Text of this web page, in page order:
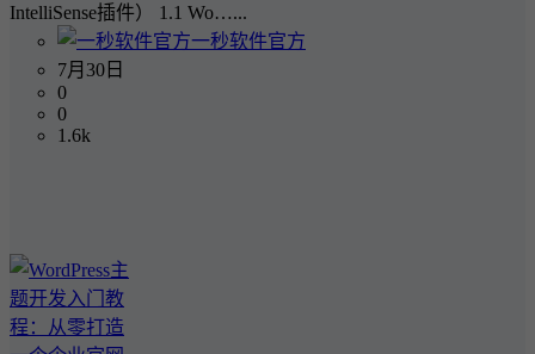
IntelliSense插件） 1.1 Wo…...
一秒软件官方
7月30日
0
0
1.6k